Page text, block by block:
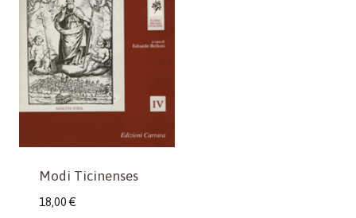
Modi Ticinenses
18,00 €